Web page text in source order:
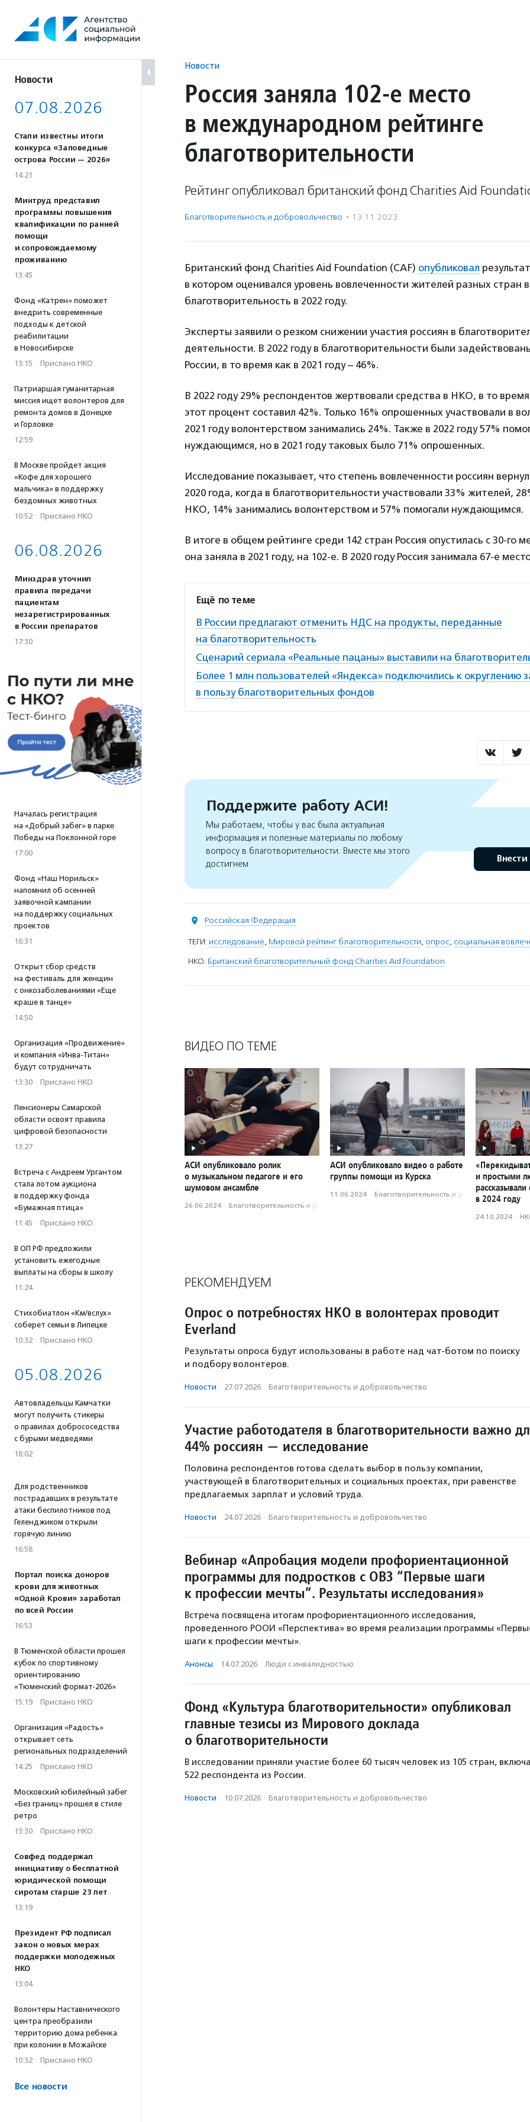
содержанию
Новости
07.08.2026
Стали известны итоги
конкурса «Заповедные
острова России — 2026»
14:21
Минтруд представил
программы повышения
квалификации по ранней
помощи
и сопровождаемому
проживанию
13:45
Фонд «Катрен» поможет
внедрить современные
подходы к детской
реабилитации
в Новосибирске
13:15 · Прислано НКО
Патриаршая гуманитарная
миссия ищет волонтеров для
ремонта домов в Донецке
и Горловке
12:59
В Москве пройдет акция
«Кофе для хорошего
мальчика» в поддержку
бездомных животных
10:52 · Прислано НКО
06.08.2026
Минздрав уточнил
правила передачи
пациентам
незарегистрированных
в России препаратов
17:30
Началась регистрация
на «Добрый забег» в парке
Победы на Поклонной горе
17:00
Фонд «Наш Норильск»
напомнил об осенней
заявочной кампании
на поддержку социальных
проектов
16:31
Открыт сбор средств
на фестиваль для женщин
с онкозаболеваниями «Еще
краше в танце»
14:50
Организация «Продвижение»
и компания «Инва-Титан»
будут сотрудничать
13:30 · Прислано НКО
Пенсионеры Самарской
области освоят правила
цифровой безопасности
13:27
Встреча с Андреем Ургантом
стала лотом аукциона
в поддержку фонда
«Бумажная птица»
11:45 · Прислано НКО
В ОП РФ предложили
установить ежегодные
выплаты на сборы в школу
11:24
Стихобиатлон «Км/вслух»
соберет семьи в Липецке
10:32 · Прислано НКО
05.08.2026
Автовладельцы Камчатки
могут получить стикеры
о правилах добрососедства
с бурыми медведями
18:02
Для родственников
пострадавших в результате
атаки беспилотников под
Геленджиком открыли
горячую линию
16:58
Портал поиска доноров
крови для животных
«Одной Крови» заработал
по всей России
16:53
В Тюменской области прошел
кубок по спортивному
ориентированию
«Тюменский формат-2026»
15:19 · Прислано НКО
Организация «Радость»
открывает сеть
региональных подразделений
14:25 · Прислано НКО
Московский юбилейный забег
«Без границ» прошел в стиле
ретро
13:30 · Прислано НКО
Совфед поддержал
инициативу о бесплатной
юридической помощи
сиротам старше 23 лет
13:19
Президент РФ подписал
закон о новых мерах
поддержки молодежных
НКО
13:04
Волонтеры Наставнического
центра преобразили
территорию дома ребенка
при колонии в Можайске
10:32 · Прислано НКО
Все новости
Новости
Россия заняла 102-е место
в международном рейтинге
благотворительности
Рейтинг опубликовал британский фонд Charities Aid
Благотвори­тель­ность и доброволь­чест­во · 13.11.2023
Британский фонд Charities Aid Foundation (CAF) опубликовал
в котором оценивался уровень вовлеченности жителей разных стран в
благотворительность в 2022 году.
Эксперты заявили о резком снижении участия россиян в
деятельности. В 2022 году в благотворительности были
России, в то время как в 2021 году – 46%.
В 2022 году 29% респондентов жертвовали средства в НКО, в то время
этот процент составил 42%. Только 16% опрошенных участвовали в
2021 году волонтерством занимались 24%. Также в 2022 году 57%
нуждающимся, но в 2021 году таковых было 71% опрошенных.
Исследование показывает, что степень вовлеченности россиян
2020 года, когда в благотворительности участвовали 33% жителей,
НКО, 14% занимались волонтерством и 57% помогали нуждающимся.
В итоге в общем рейтинге среди 142 стран Россия опустилась с 30-го
она заняла в 2021 году, на 102-е. В 2020 году Россия занимала 67-е
Ещё по теме
В России предлагают отменить НДС на продукты, переданные
на благотворительность
Сценарий сериала «Реальные пацаны» выставили на
Более 1 млн пользователей «Яндекса» подключились к округлению
в пользу благотворительных фондов
Поддержите работу АСИ!
Мы работаем, чтобы у вас была актуальная
информация и полезные материалы по любому
вопросу в благотворительности. Вместе мы этого
достигнем
Внести
Российская Федерация
ТЕГИ: исследование, Мировой рейтинг благотворительности, опрос, социальная
НКО: Британский благотворительный фонд Charities Aid Foundation
ВИДЕО ПО ТЕМЕ
АСИ опубликовало ролик
о музыкальном педагоге и его
шумовом ансамбле
26.06.2024 · Благотвори­тель­ность и доброволь­чест­во
АСИ опубликовало видео о работе
группы помощи из Курска
11.06.2024 · Благотвори­тель­ность и доброволь­чест­во
и простыми
в 2024 году
24.10.2024 ·
РЕКОМЕНДУЕМ
Опрос о потребностях НКО в волонтерах проводит
Everland
Результаты опроса будут использованы в работе над чат-ботом по поиску
и подбору волонтеров.
Новости · 27.07.2026 · Благотвори­тель­ность и доброволь­чест­во
Участие работодателя в благотворительности важно
44% россиян — исследование
Половина респондентов готова сделать выбор в пользу компании,
участвующей в благотворительных и социальных проектах, при равенстве
предлагаемых зарплат и условий труда.
Новости · 24.07.2026 · Благотвори­тель­ность и доброволь­чест­во
Вебинар «Апробация модели профориентационной
программы для подростков с ОВЗ “Первые шаги
к профессии мечты”. Результаты исследования»
Встреча посвящена итогам профориентационного исследования,
проведенного РООИ «Перспектива» во время реализации программы
шаги к профессии мечты».
Анонсы · 14.07.2026 · Люди с инвалидностью
Фонд «Культура благотворительности» опубликовал
главные тезисы из Мирового доклада
о благотворительности
В исследовании приняли участие более 60 тысяч человек из 105 стран,
522 респондента из России.
Новости · 10.07.2026 · Благотвори­тель­ность и доброволь­чест­во